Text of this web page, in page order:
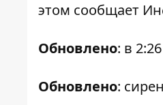
этом сообщает
Обновлено: в
Обновлено: